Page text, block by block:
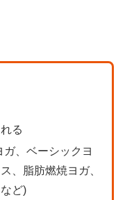
る
、ベーシックヨ
、脂肪燃焼ヨガ、
ど)